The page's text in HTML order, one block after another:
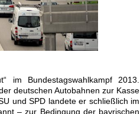
im Bundestagswahlkampf 2013.
deutschen Autobahnen zur Kasse
und SPD landete er schließlich im
– zur Bedingung der bayrischen